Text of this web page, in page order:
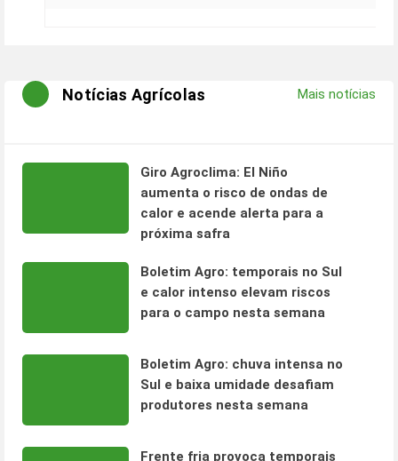
Notícias Agrícolas Mais notícias
Giro Agroclima: El Niño
aumenta o risco de ondas de
calor e acende alerta para a
próxima safra
Boletim Agro: temporais no Sul
e calor intenso elevam riscos
para o campo nesta semana
Boletim Agro: chuva intensa no
Sul e baixa umidade desafiam
produtores nesta semana
Frente fria provoca temporais